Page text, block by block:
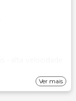
Ver mais